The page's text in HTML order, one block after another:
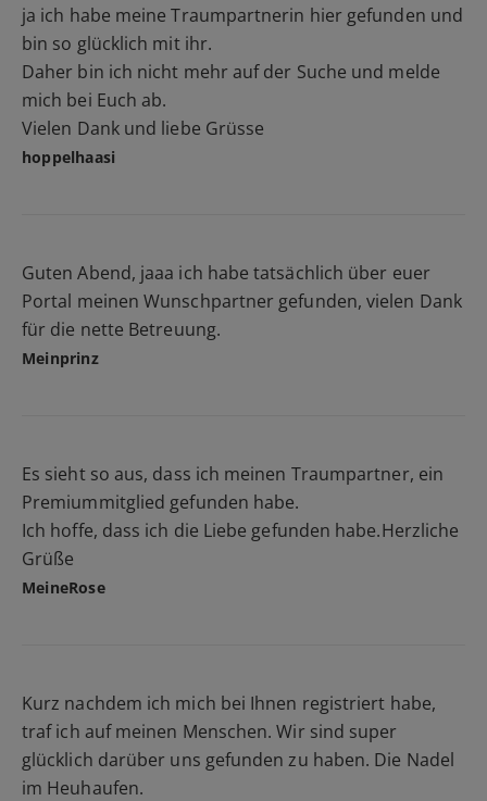
ja ich habe meine Traumpartnerin hier gefunden und
bin so glücklich mit ihr.
Daher bin ich nicht mehr auf der Suche und melde
mich bei Euch ab.
Vielen Dank und liebe Grüsse
hoppelhaasi
Guten Abend, jaaa ich habe tatsächlich über euer
Portal meinen Wunschpartner gefunden, vielen Dank
für die nette Betreuung.
Meinprinz
Es sieht so aus, dass ich meinen Traumpartner, ein
Premiummitglied gefunden habe.
Ich hoffe, dass ich die Liebe gefunden habe.Herzliche
Grüße
MeineRose
Kurz nachdem ich mich bei Ihnen registriert habe,
traf ich auf meinen Menschen. Wir sind super
glücklich darüber uns gefunden zu haben. Die Nadel
im Heuhaufen.